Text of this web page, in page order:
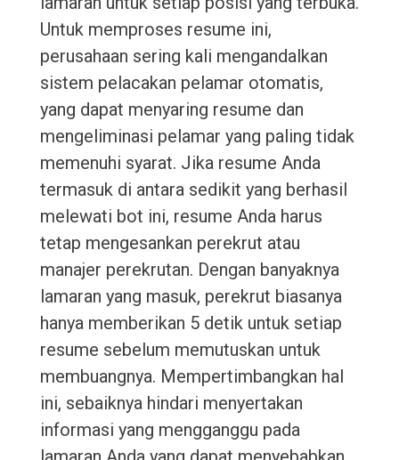
Untuk memproses resume ini,
perusahaan sering kali mengandalkan
sistem pelacakan pelamar otomatis,
yang dapat menyaring resume dan
mengeliminasi pelamar yang paling tidak
memenuhi syarat. Jika resume Anda
termasuk di antara sedikit yang berhasil
melewati bot ini, resume Anda harus
tetap mengesankan perekrut atau
manajer perekrutan. Dengan banyaknya
lamaran yang masuk, perekrut biasanya
hanya memberikan 5 detik untuk setiap
resume sebelum memutuskan untuk
membuangnya. Mempertimbangkan hal
ini, sebaiknya hindari menyertakan
informasi yang mengganggu pada